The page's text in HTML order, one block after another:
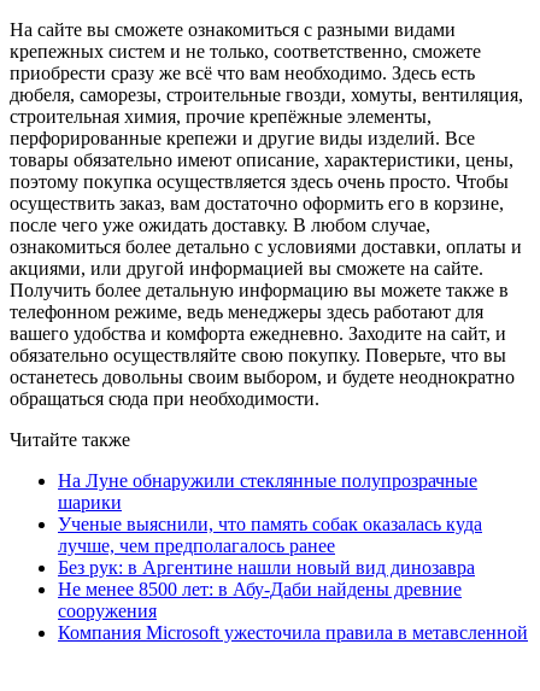
На сайте вы сможете ознакомиться с разными видами
крепежных систем и не только, соответственно, сможете
приобрести сразу же всё что вам необходимо. Здесь есть
дюбеля, саморезы, строительные гвозди, хомуты, вентиляция,
строительная химия, прочие крепёжные элементы,
перфорированные крепежи и другие виды изделий. Все
товары обязательно имеют описание, характеристики, цены,
поэтому покупка осуществляется здесь очень просто. Чтобы
осуществить заказ, вам достаточно оформить его в корзине,
после чего уже ожидать доставку. В любом случае,
ознакомиться более детально с условиями доставки, оплаты и
акциями, или другой информацией вы сможете на сайте.
Получить более детальную информацию вы можете также в
телефонном режиме, ведь менеджеры здесь работают для
вашего удобства и комфорта ежедневно. Заходите на сайт, и
обязательно осуществляйте свою покупку. Поверьте, что вы
останетесь довольны своим выбором, и будете неоднократно
обращаться сюда при необходимости.
Читайте также
На Луне обнаружили стеклянные полупрозрачные
шарики
Ученые выяснили, что память собак оказалась куда
лучше, чем предполагалось ранее
Без рук: в Аргентине нашли новый вид динозавра
Не менее 8500 лет: в Абу-Даби найдены древние
сооружения
Компания Microsoft ужесточила правила в метавсленной